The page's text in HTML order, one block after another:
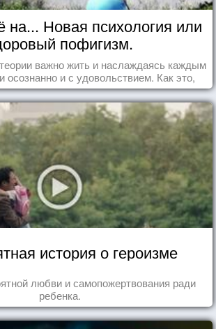
на... Новая психология или
пофигизм.
важно жить и наслаждаясь каждым
осознанно и с удовольствием. Как это,
на реальных примерах.
история о героизме
любви и самопожертвования ради
ребенка.